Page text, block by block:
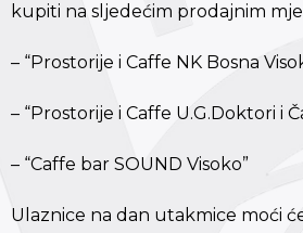
kupiti na sljedećim prodajnim
– “Prostorije i Caffe NK Bosna
– “Prostorije i Caffe U.G.Doktori i
– “Caffe bar SOUND Visoko”
Ulaznice na dan utakmice moći